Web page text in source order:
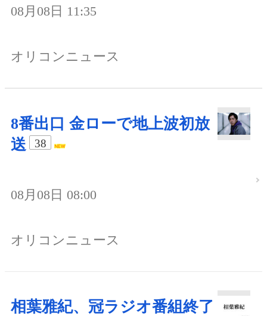
08月08日 11:35
オリコンニュース
8番出口 金ローで地上波初放
送
38
08月08日 08:00
オリコンニュース
相葉雅紀、冠ラジオ番組終了